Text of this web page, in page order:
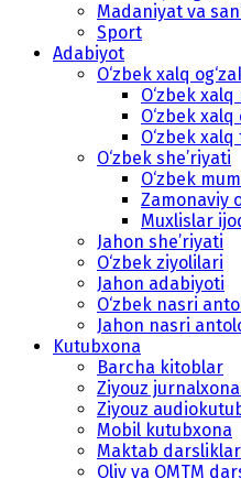
Madaniyat va
Sport
Adabiyot
O‘zbek xalq
O‘zbek
O‘zbek
O‘zbek
O‘zbek she’riyati
O‘zbek
Zamonaviy
Muxlislar
Jahon she’riyati
O‘zbek ziyolilari
Jahon adabiyoti
O‘zbek nasri
Jahon nasri
Kutubxona
Barcha kitoblar
Ziyouz
Ziyouz
Mobil kutubxona
Maktab
Oliy va OMTM